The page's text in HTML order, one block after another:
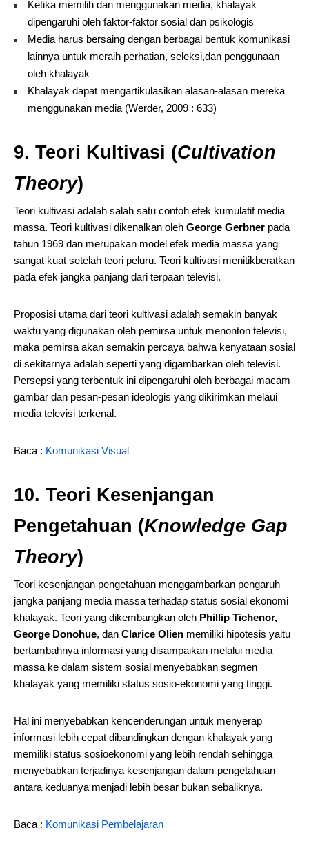
Ketika memilih dan menggunakan media, khalayak
dipengaruhi oleh faktor-faktor sosial dan psikologis
Media harus bersaing dengan berbagai bentuk komunikasi
lainnya untuk meraih perhatian, seleksi,dan penggunaan
oleh khalayak
Khalayak dapat mengartikulasikan alasan-alasan mereka
menggunakan media (Werder, 2009 : 633)
9. Teori Kultivasi (Cultivation
Theory)
Teori kultivasi adalah salah satu contoh efek kumulatif media
massa. Teori kultivasi dikenalkan oleh George Gerbner pada
tahun 1969 dan merupakan model efek media massa yang
sangat kuat setelah teori peluru. Teori kultivasi menitikberatkan
pada efek jangka panjang dari terpaan televisi.
Proposisi utama dari teori kultivasi adalah semakin banyak
waktu yang digunakan oleh pemirsa untuk menonton televisi,
maka pemirsa akan semakin percaya bahwa kenyataan sosial
di sekitarnya adalah seperti yang digambarkan oleh televisi.
Persepsi yang terbentuk ini dipengaruhi oleh berbagai macam
gambar dan pesan-pesan ideologis yang dikirimkan melaui
media televisi terkenal.
Baca : Komunikasi Visual
10. Teori Kesenjangan
Pengetahuan (Knowledge Gap
Theory)
Teori kesenjangan pengetahuan menggambarkan pengaruh
jangka panjang media massa terhadap status sosial ekonomi
khalayak. Teori yang dikembangkan oleh Phillip Tichenor,
George Donohue, dan Clarice Olien memiliki hipotesis yaitu
bertambahnya informasi yang disampaikan melalui media
massa ke dalam sistem sosial menyebabkan segmen
khalayak yang memiliki status sosio-ekonomi yang tinggi.
Hal ini menyebabkan kencenderungan untuk menyerap
informasi lebih cepat dibandingkan dengan khalayak yang
memiliki status sosioekonomi yang lebih rendah sehingga
menyebabkan terjadinya kesenjangan dalam pengetahuan
antara keduanya menjadi lebih besar bukan sebaliknya.
Baca : Komunikasi Pembelajaran